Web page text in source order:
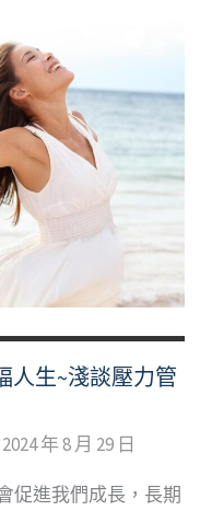
人生~淺談壓力管
2024 年 8 月 29 日
進我們成長，長期